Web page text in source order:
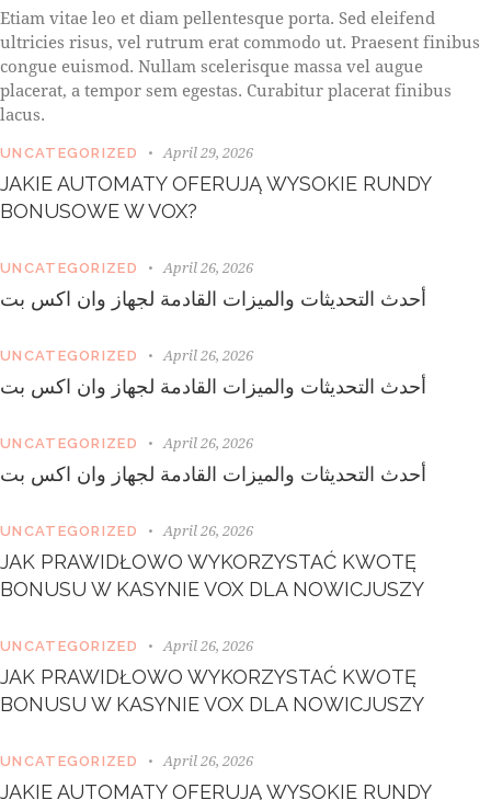
a
k
a
d
u
e
e
n
o
s
s
a
t
u
s
t
l
a
b
r
e
Etiam vitae leo et diam pellentesque porta. Sed eleifend
ultricies risus, vel rutrum erat commodo ut. Praesent finibus
congue euismod. Nullam scelerisque massa vel augue
placerat, a tempor sem egestas. Curabitur placerat finibus
lacus.
UNCATEGORIZED April 29, 2026
JAKIE AUTOMATY OFERUJĄ WYSOKIE RUNDY
BONUSOWE W VOX?
UNCATEGORIZED April 26, 2026
أحدث التحديثات والميزات القادمة لجهاز وان اكس بت
UNCATEGORIZED April 26, 2026
أحدث التحديثات والميزات القادمة لجهاز وان اكس بت
UNCATEGORIZED April 26, 2026
أحدث التحديثات والميزات القادمة لجهاز وان اكس بت
UNCATEGORIZED April 26, 2026
JAK PRAWIDŁOWO WYKORZYSTAĆ KWOTĘ
BONUSU W KASYNIE VOX DLA NOWICJUSZY
UNCATEGORIZED April 26, 2026
JAK PRAWIDŁOWO WYKORZYSTAĆ KWOTĘ
BONUSU W KASYNIE VOX DLA NOWICJUSZY
UNCATEGORIZED April 26, 2026
JAKIE AUTOMATY OFERUJĄ WYSOKIE RUNDY